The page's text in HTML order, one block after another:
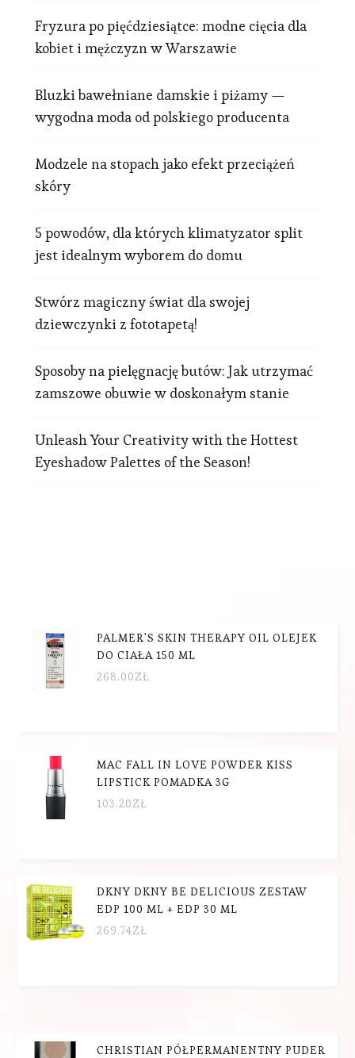
Fryzura po pięćdziesiątce: modne cięcia dla
kobiet i mężczyzn w Warszawie
Bluzki bawełniane damskie i piżamy —
wygodna moda od polskiego producenta
Modzele na stopach jako efekt przeciążeń
skóry
5 powodów, dla których klimatyzator split
jest idealnym wyborem do domu
Stwórz magiczny świat dla swojej
dziewczynki z fototapetą!
Sposoby na pielęgnację butów: Jak utrzymać
zamszowe obuwie w doskonałym stanie
Unleash Your Creativity with the Hottest
Eyeshadow Palettes of the Season!
PALMER'S SKIN THERAPY OIL OLEJEK
DO CIAŁA 150 ML
268.00ZŁ
MAC FALL IN LOVE POWDER KISS
LIPSTICK POMADKA 3G
103.20ZŁ
DKNY DKNY BE DELICIOUS ZESTAW
EDP 100 ML + EDP 30 ML
269.74ZŁ
CHRISTIAN PÓŁPERMANENTNY PUDER